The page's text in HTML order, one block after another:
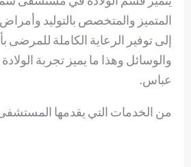
المتميز والمتخصص بالتوليد وأمراض
إلى توفير الرعاية الكاملة للمرضى
والوسائل وهذا ما يميز تجربة
عباس.
من الخدمات التي يقدمها